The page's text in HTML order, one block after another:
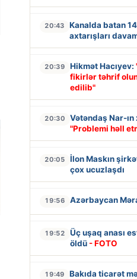
20:43
Kanalda batan
axtarışları
20:39 Hikmət Hacıyev:
fikirlər təhrif
edilib"
20:30
Vətəndaş Nar-ın
"Problemi həll
20:05
İlon Maskın
çox ucuzlaşdı
19:56 Azərbaycan
19:52
Üç uşaq anası
öldü - FOTO
19:49 Bakıda ticarət